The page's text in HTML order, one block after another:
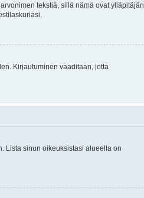
tekstiä, sillä nämä ovat ylläpitäjän
Kirjautuminen vaaditaan, jotta
Lista sinun oikeuksistasi alueella on